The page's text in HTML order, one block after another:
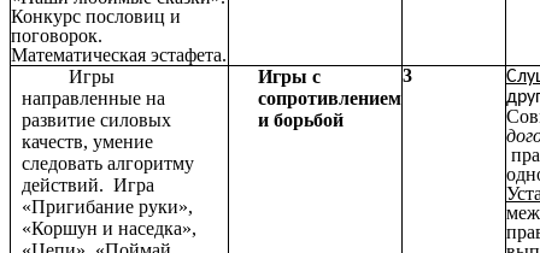
Конкурс пословиц и
поговорок.
Математическая эстафета.
Игры
направленные на
развитие силовых
качеств, умение
следовать алгоритму
действий. Игра
«Пригибание руки»,
«Коршун и наседка»,
Игры с
сопротивлением
и борьбой
3